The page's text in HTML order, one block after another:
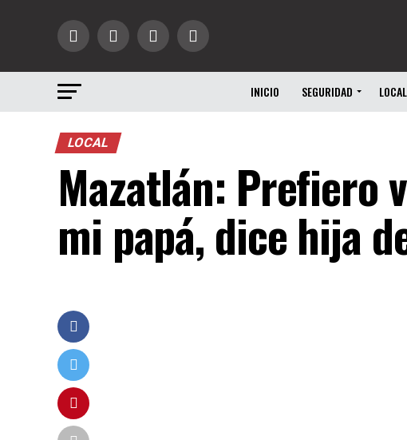
INICIO SEGURIDAD LOCAL
LOCAL
Mazatlán: Prefiero
mi papá, dice hija